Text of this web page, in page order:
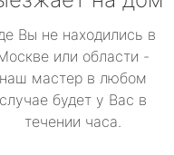
Вы не находились в
или области -
наш мастер в любом
случае будет у Вас в
течении часа.